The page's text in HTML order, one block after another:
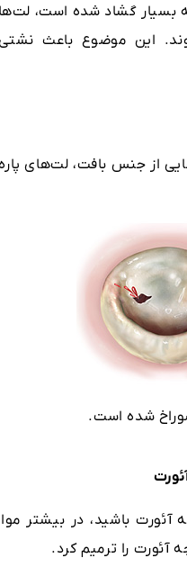
بسیار گشاد شده است، لت‌ها
این موضوع باعث
از جنس بافت، لت‌های
شده است.
آئورت باشید، در
آئورت را ترمیم کرد.